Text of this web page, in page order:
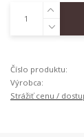
Číslo produktu:
Výrobca:
Strážiť cenu /